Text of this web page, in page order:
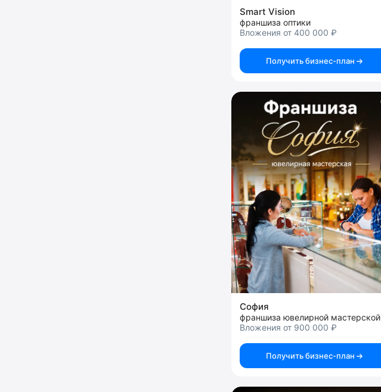
Smart Vision
франшиза оптики
Вложения от 400 000 ₽
Получить бизнес-план
София
франшиза ювелирной мастерской
Вложения от 900 000 ₽
Получить бизнес-план